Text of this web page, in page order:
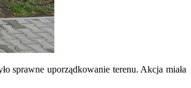
sprawne uporządkowanie terenu. Akcja miała